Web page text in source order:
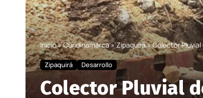
Inicio»Cundinamarca»Zipaquirá»Colector
Zipaquirá Desarrollo
Colector Pluvial